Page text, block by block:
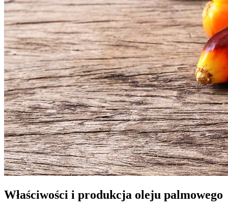
Właściwości i produkcja oleju palmowego